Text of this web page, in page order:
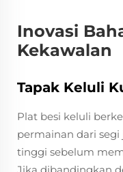
Inovasi
Kekawalan
Tapak Keluli
Plat besi keluli
permainan dari
tinggi sebelum
Jika dibandingkan